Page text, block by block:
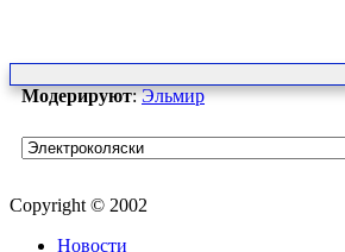
Модерируют:Эльмир
Copyright © 2002
Новости